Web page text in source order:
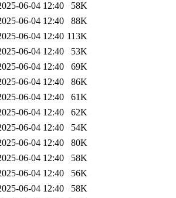
06-04 12:40
58K
06-04 12:40
88K
06-04 12:40 113K
06-04 12:40
53K
06-04 12:40
69K
06-04 12:40
86K
06-04 12:40
61K
06-04 12:40
62K
06-04 12:40
54K
06-04 12:40
80K
06-04 12:40
58K
06-04 12:40
56K
06-04 12:40
58K